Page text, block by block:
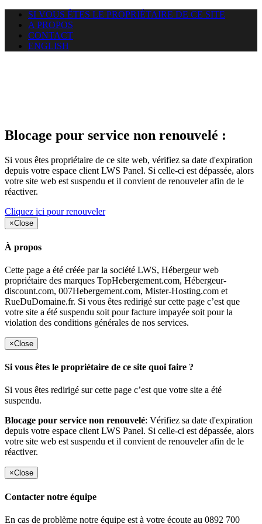
SI VOUS ÊTES LE PROPRIÉTAIRE DE CE SITE
A PROPOS
CONTACT
ENGLISH
Blocage pour service non renouvelé :
Si vous êtes propriétaire de ce site web, vérifiez sa date d'expiration
depuis votre espace client LWS Panel. Si celle-ci est dépassée, alors
votre site web est suspendu et il convient de renouveler afin de le
réactiver.
Cliquez ici pour renouveler
×Close
À propos
Cette page a été créée par la société LWS, Hébergeur web
propriétaire des marques TopHebergement.com, Hébergeur-
discount.com, 007Hebergement.com, Mister-Hosting.com et
RueDuDomaine.fr. Si vous êtes redirigé sur cette page c’est que
votre site a été suspendu soit pour facture impayée soit pour la
violation des conditions générales de nos services.
×Close
Si vous êtes le propriétaire de ce site quoi faire ?
Si vous êtes redirigé sur cette page c’est que votre site a été
suspendu.
Blocage pour service non renouvelé: Vérifiez sa date d'expiration
depuis votre espace client LWS Panel. Si celle-ci est dépassée, alors
votre site web est suspendu et il convient de renouveler afin de le
réactiver.
×Close
Contacter notre équipe
En cas de problème notre équipe est à votre écoute au 0892 700